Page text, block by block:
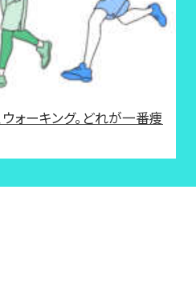
ウォーキング。どれが一番痩